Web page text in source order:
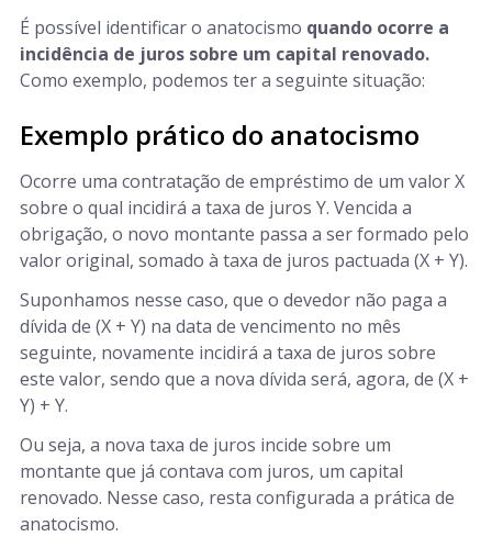
É possível identificar o anatocismo quando ocorre a
incidência de juros sobre um capital renovado.
Como exemplo, podemos ter a seguinte situação:
Exemplo prático do anatocismo
Ocorre uma contratação de empréstimo de um valor X
sobre o qual incidirá a taxa de juros Y. Vencida a
obrigação, o novo montante passa a ser formado pelo
valor original, somado à taxa de juros pactuada (X + Y).
Suponhamos nesse caso, que o devedor não paga a
dívida de (X + Y) na data de vencimento no mês
seguinte, novamente incidirá a taxa de juros sobre
este valor, sendo que a nova dívida será, agora, de (X +
Y) + Y.
Ou seja, a nova taxa de juros incide sobre um
montante que já contava com juros, um capital
renovado. Nesse caso, resta configurada a prática de
anatocismo.